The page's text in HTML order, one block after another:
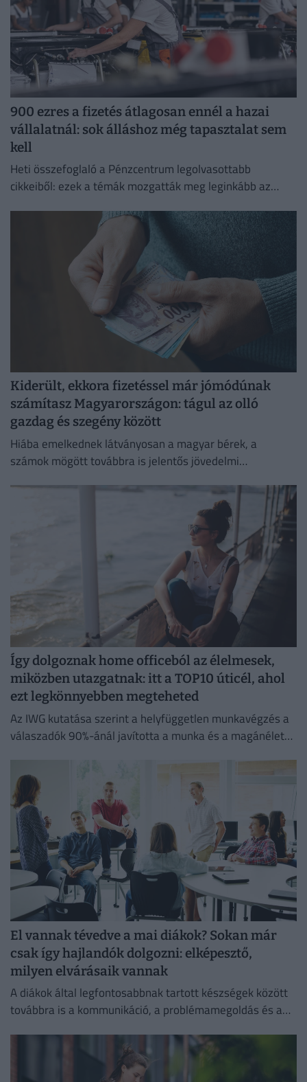
900 ezres a fizetés átlagosan ennél a hazai
vállalatnál: sok álláshoz még tapasztalat sem
kell
Heti összefoglaló a Pénzcentrum legolvasottabb
cikkeiből: ezek a témák mozgatták meg leginkább az
Kiderült, ekkora fizetéssel már jómódúnak
számítasz Magyarországon: tágul az olló
gazdag és szegény között
Hiába emelkednek látványosan a magyar bérek, a
számok mögött továbbra is jelentős jövedelmi
Így dolgoznak home officeból az élelmesek,
miközben utazgatnak: itt a TOP10 úticél, ahol
ezt legkönnyebben megteheted
Az IWG kutatása szerint a helyfüggetlen munkavégzés a
válaszadók 90%-ánál javította a munka és a magánélet
El vannak tévedve a mai diákok? Sokan már
csak így hajlandók dolgozni: elképesztő,
milyen elvárásaik vannak
A diákok által legfontosabbnak tartott készségek között
továbbra is a kommunikáció, a problémamegoldás és a